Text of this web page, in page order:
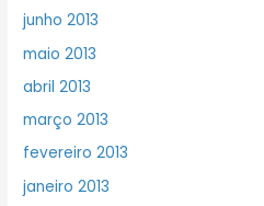
junho 2013
maio 2013
abril 2013
março 2013
fevereiro 2013
janeiro 2013